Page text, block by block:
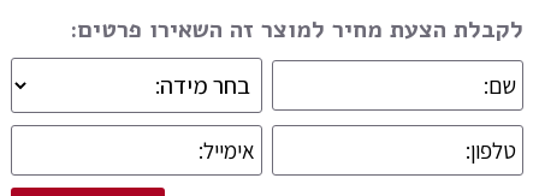
פרסי קשקאי
לקבלת הצעת מחיר למוצר זה השאירו פרטים: